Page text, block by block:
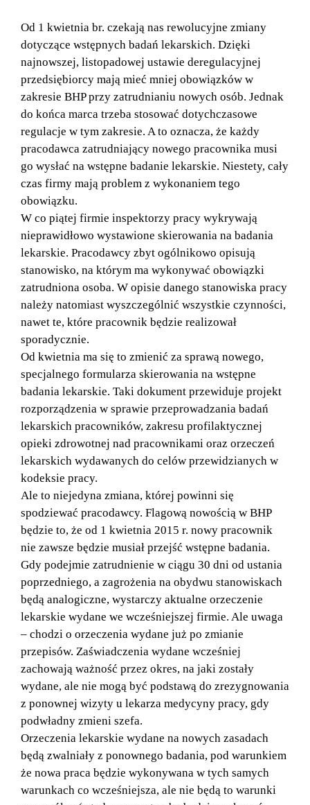
Od 1 kwietnia br. czekają nas rewolucyjne zmiany
dotyczące wstępnych badań lekarskich. Dzięki
najnowszej, listopadowej ustawie deregulacyjnej
przedsiębiorcy mają mieć mniej obowiązków w
zakresie BHP przy zatrudnianiu nowych osób. Jednak
do końca marca trzeba stosować dotychczasowe
regulacje w tym zakresie. A to oznacza, że każdy
pracodawca zatrudniający nowego pracownika musi
go wysłać na wstępne badanie lekarskie. Niestety, cały
czas firmy mają problem z wykonaniem tego
obowiązku.
W co piątej firmie inspektorzy pracy wykrywają
nieprawidłowo wystawione skierowania na badania
lekarskie. Pracodawcy zbyt ogólnikowo opisują
stanowisko, na którym ma wykonywać obowiązki
zatrudniona osoba. W opisie danego stanowiska pracy
należy natomiast wyszczególnić wszystkie czynności,
nawet te, które pracownik będzie realizował
sporadycznie.
Od kwietnia ma się to zmienić za sprawą nowego,
specjalnego formularza skierowania na wstępne
badania lekarskie. Taki dokument przewiduje projekt
rozporządzenia w sprawie przeprowadzania badań
lekarskich pracowników, zakresu profilaktycznej
opieki zdrowotnej nad pracownikami oraz orzeczeń
lekarskich wydawanych do celów przewidzianych w
kodeksie pracy.
Ale to niejedyna zmiana, której powinni się
spodziewać pracodawcy. Flagową nowością w BHP
będzie to, że od 1 kwietnia 2015 r. nowy pracownik
nie zawsze będzie musiał przejść wstępne badania.
Gdy podejmie zatrudnienie w ciągu 30 dni od ustania
poprzedniego, a zagrożenia na obydwu stanowiskach
będą analogiczne, wystarczy aktualne orzeczenie
lekarskie wydane we wcześniejszej firmie. Ale uwaga
– chodzi o orzeczenia wydane już po zmianie
przepisów. Zaświadczenia wydane wcześniej
zachowają ważność przez okres, na jaki zostały
wydane, ale nie mogą być podstawą do zrezygnowania
z ponownej wizyty u lekarza medycyny pracy, gdy
podwładny zmieni szefa.
Orzeczenia lekarskie wydane na nowych zasadach
będą zwalniały z ponownego badania, pod warunkiem
że nowa praca będzie wykonywana w tych samych
warunkach co wcześniejsza, ale nie będą to warunki